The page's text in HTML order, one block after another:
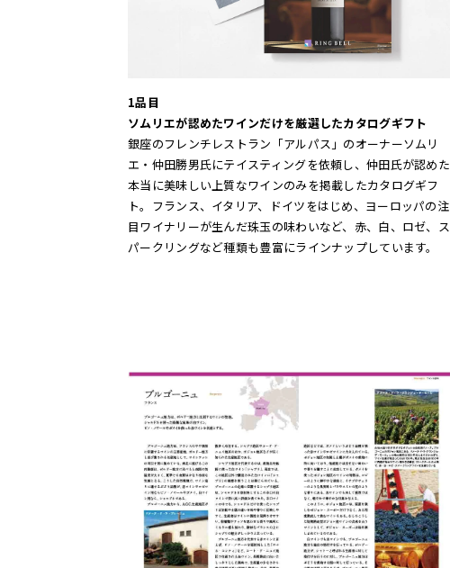
1品目
ソムリエが認めたワインだけを厳選したカタログギフト
銀座のフレンチレストラン「アルパス」のオーナーソムリ
エ・仲田勝男氏にテイスティングを依頼し、仲田氏が認めた
本当に美味しい上質なワインのみを掲載したカタログギフ
ト。フランス、イタリア、ドイツをはじめ、ヨーロッパの注
目ワイナリーが生んだ珠玉の味わいなど、赤、白、ロゼ、ス
パークリングなど種類も豊富にラインナップしています。